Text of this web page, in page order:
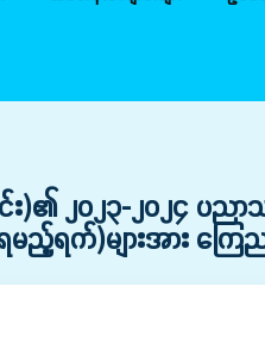
၂၀၂၃-၂၀၂၄ ပညာ
က်)များအား ကြေည